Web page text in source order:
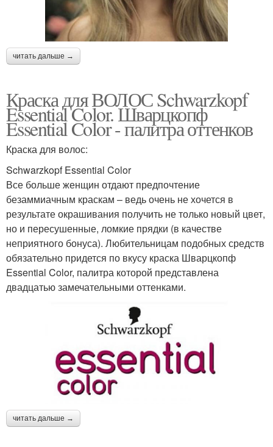
читать дальше →
Краска для ВОЛОС Schwarzkopf
Essential Color. Шварцкопф
Essential Color - палитра оттенков
Краска для волос:
Schwarzkopf Essential Color
Все больше женщин отдают предпочтение
безаммиачным краскам – ведь очень не хочется в
результате окрашивания получить не только новый цвет,
но и пересушенные, ломкие прядки (в качестве
неприятного бонуса). Любительницам подобных средств
обязательно придется по вкусу краска Шварцкопф
Essential Color, палитра которой представлена
двадцатью замечательными оттенками.
читать дальше →